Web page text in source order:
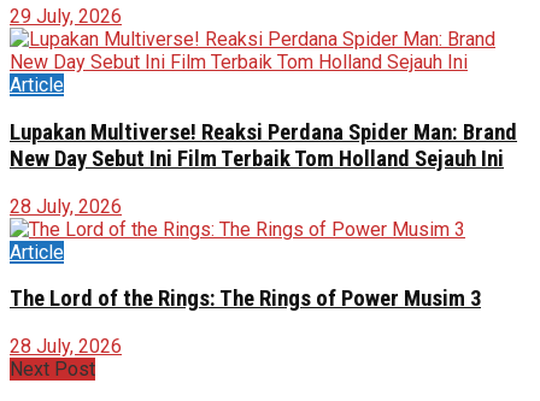
29 July, 2026
Article
Lupakan Multiverse! Reaksi Perdana Spider Man: Brand
New Day Sebut Ini Film Terbaik Tom Holland Sejauh Ini
28 July, 2026
Article
The Lord of the Rings: The Rings of Power Musim 3
28 July, 2026
Next Post